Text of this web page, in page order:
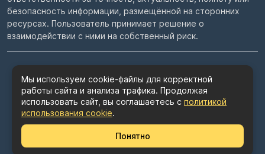
безопасность информации, размещённой на сторонних
ресурсах. Пользователь принимает решение о
взаимодействии с ними на собственный риск.
Пользовательское соглашение
Политика конфиденциальности
Политика использования cookie
Мы используем cookie-файлы для корректной
работы сайта и анализа трафика. Продолжая
использовать сайт, вы соглашаетесь с политикой
использования cookie.
Понятно